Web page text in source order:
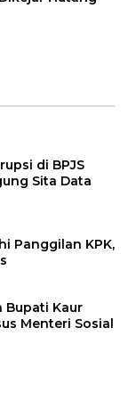
di BPJS
Sita Data
Panggilan KPK,
Bupati Kaur
Menteri Sosial